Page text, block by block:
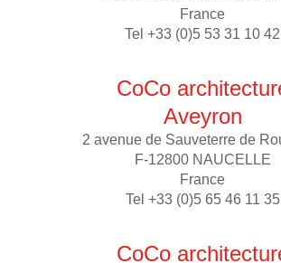
France
Tel +33 (0)5 53 31 10 42
CoCo
Aveyron
2 avenue de Sauveterre de
F-12800 NAUCELLE
France
Tel +33 (0)5 65 46 11 35
CoCo